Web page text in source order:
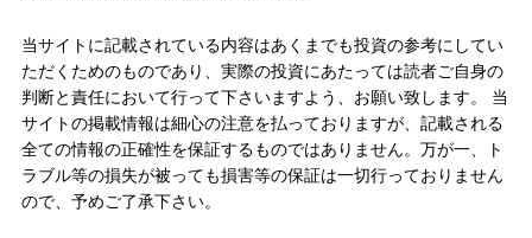
当サイトに記載されている内容はあくまでも投資の参考にしてい
ただくためのものであり、実際の投資にあたっては読者ご自身の
判断と責任において行って下さいますよう、お願い致します。 当
サイトの掲載情報は細心の注意を払っておりますが、記載される
全ての情報の正確性を保証するものではありません。万が一、ト
ラブル等の損失が被っても損害等の保証は一切行っておりません
ので、予めご了承下さい。